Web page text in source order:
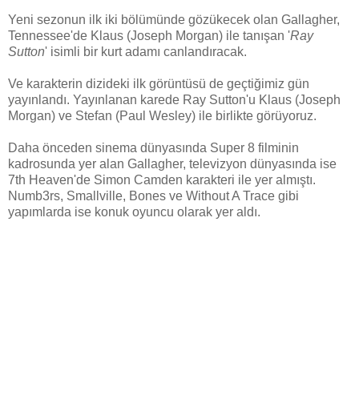
Yeni sezonun ilk iki bölümünde gözükecek olan Gallagher,
Tennessee'de Klaus (Joseph Morgan) ile tanışan 'Ray
Sutton' isimli bir kurt adamı canlandıracak.
Ve karakterin dizideki ilk görüntüsü de geçtiğimiz gün
yayınlandı. Yayınlanan karede Ray Sutton'u Klaus (Joseph
Morgan) ve Stefan (Paul Wesley) ile birlikte görüyoruz.
Daha önceden sinema dünyasında Super 8 filminin
kadrosunda yer alan Gallagher, televizyon dünyasında ise
7th Heaven'de Simon Camden karakteri ile yer almıştı.
Numb3rs, Smallville, Bones ve Without A Trace gibi
yapımlarda ise konuk oyuncu olarak yer aldı.